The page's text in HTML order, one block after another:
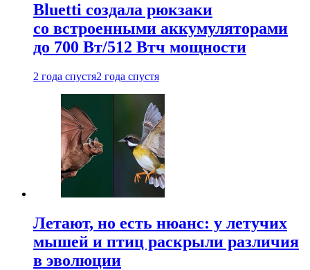
Bluetti создала рюкзаки
со встроенными аккумуляторами
до 700 Вт/512 Втч мощности
2 года спустя2 года спустя
Летают, но есть нюанс: у летучих
мышей и птиц раскрыли различия
в эволюции